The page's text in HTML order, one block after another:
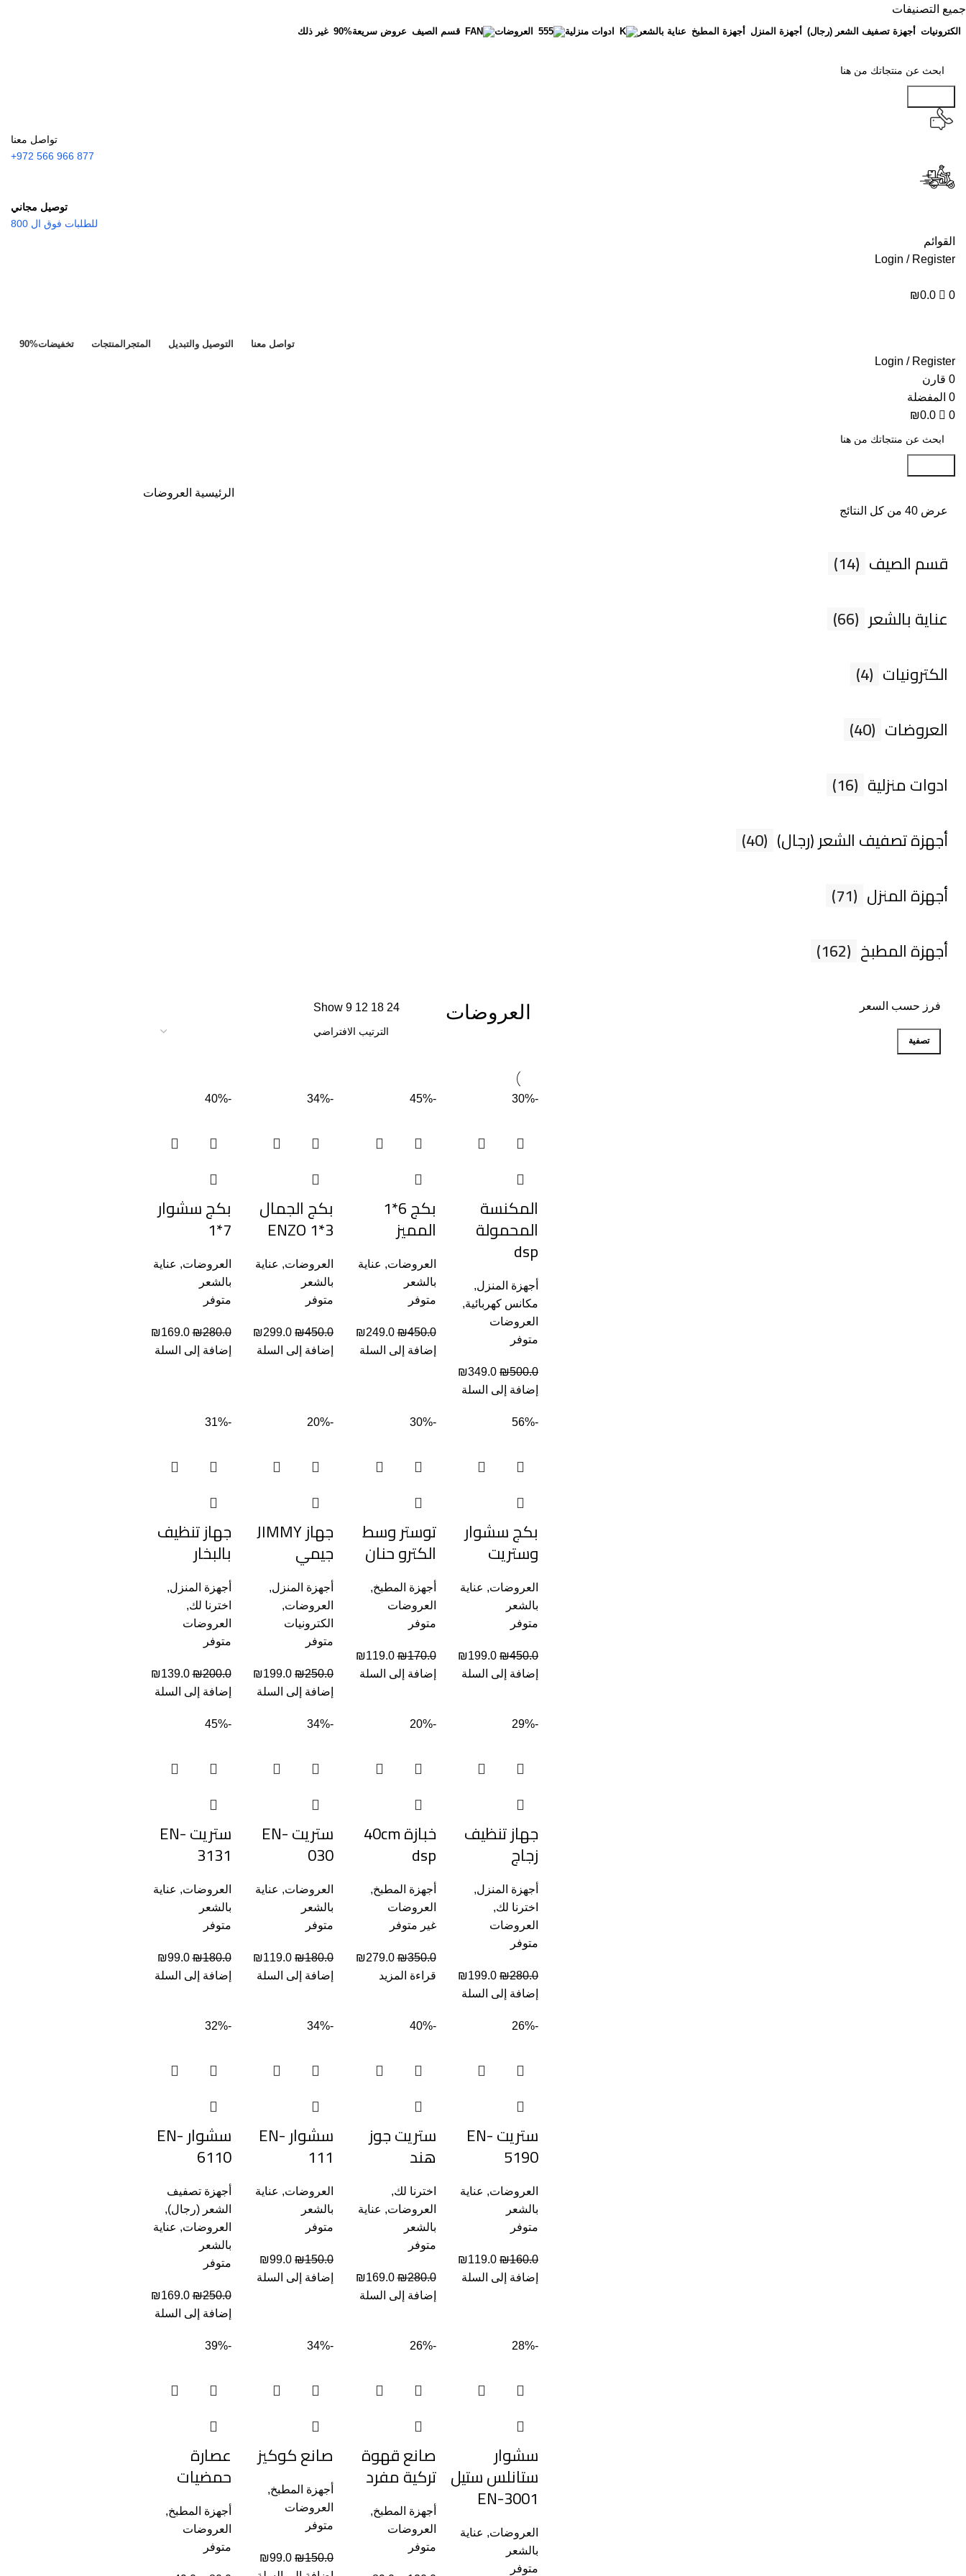
جميع التصنيفات
الكترونيات أجهزة تصفيف الشعر (رجال) أجهزة المنزل أجهزة المطبخ عناية بالشعر ادوات منزلية العروضات قسم الصيف عروض سريعة90% غير ذلك
تواصل معنا
877 966 566 972+
توصيل مجاني
للطلبات فوق ال 800
القوائم
Login / Register
0
₪0.0
تواصل معنا التوصيل والتبديل المتجر المنتجات تخفيضات90%
Login / Register
0 قارن
0 المفضلة
0
₪0.0
الرئيسية العروضات
عرض ⁦40⁩ من كل النتائج
قسم الصيف (14)
عناية بالشعر (66)
الكترونيات (4)
العروضات (40)
ادوات منزلية (16)
أجهزة تصفيف الشعر (رجال) (40)
أجهزة المنزل (71)
أجهزة المطبخ (162)
فرز حسب السعر
تصفية
العروضات Show 9 12 18 24
-30%
المكنسة
المحمولة
dsp
أجهزة المنزل,
مكانس كهربائية,
العروضات
متوفر
₪500.0
₪349.0
إضافة إلى السلة
-45%
بكج 6*1
المميز
العروضات, عناية
بالشعر
متوفر
₪450.0
₪249.0
إضافة إلى السلة
-34%
بكج الجمال
3*1 ENZO
العروضات, عناية
بالشعر
متوفر
₪450.0
₪299.0
إضافة إلى السلة
-40%
بكج سشوار
7*1
العروضات, عناية
بالشعر
متوفر
₪280.0
₪169.0
إضافة إلى السلة
-56%
بكج سشوار
وستريت
العروضات, عناية
بالشعر
متوفر
₪450.0
₪199.0
إضافة إلى السلة
-30%
توستر وسط
الكترو حنان
أجهزة المطبخ,
العروضات
متوفر
₪170.0
₪119.0
إضافة إلى السلة
-20%
جهاز JIMMY
جيمي
أجهزة المنزل,
العروضات,
الكترونيات
متوفر
₪250.0
₪199.0
إضافة إلى السلة
-31%
جهاز تنظيف
بالبخار
أجهزة المنزل,
اخترنا لك,
العروضات
متوفر
₪200.0
₪139.0
إضافة إلى السلة
-29%
جهاز تنظيف
زجاج
أجهزة المنزل,
اخترنا لك,
العروضات
متوفر
₪280.0
₪199.0
إضافة إلى السلة
-20%
خبازة 40cm
dsp
أجهزة المطبخ,
العروضات
غير متوفر
₪350.0
₪279.0
قراءة المزيد
-34%
ستريت EN-
030
العروضات, عناية
بالشعر
متوفر
₪180.0
₪119.0
إضافة إلى السلة
-45%
ستريت EN-
3131
العروضات, عناية
بالشعر
متوفر
₪180.0
₪99.0
إضافة إلى السلة
-26%
ستريت EN-
5190
العروضات, عناية
بالشعر
متوفر
₪160.0
₪119.0
إضافة إلى السلة
-40%
ستريت جوز
هند
اخترنا لك,
العروضات, عناية
بالشعر
متوفر
₪280.0
₪169.0
إضافة إلى السلة
-34%
سشوار EN-
111
العروضات, عناية
بالشعر
متوفر
₪150.0
₪99.0
إضافة إلى السلة
-32%
سشوار EN-
6110
أجهزة تصفيف
الشعر (رجال),
العروضات, عناية
بالشعر
متوفر
₪250.0
₪169.0
إضافة إلى السلة
-28%
سشوار
ستانلس ستيل
EN-3001
العروضات, عناية
بالشعر
متوفر
-26%
صانع قهوة
تركية مفرد
أجهزة المطبخ,
العروضات
متوفر
-34%
صانع كوكيز
أجهزة المطبخ,
العروضات
متوفر
₪150.0
₪99.0
-39%
عصارة
حمضيات
أجهزة المطبخ,
العروضات
متوفر